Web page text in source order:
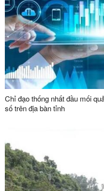
Chỉ đạo thống nhất đầu mối
số trên địa bàn tỉnh